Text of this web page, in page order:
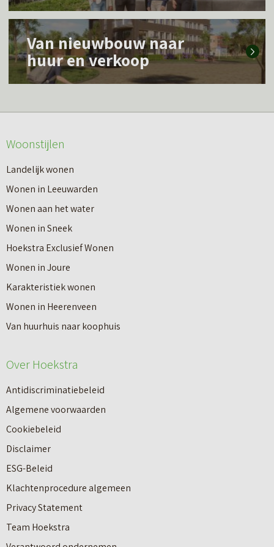
s
m
e
o
e
r
I
n
8
s
t
a
p
p
n
n
a
a
r
e
e
n
n
i
L
e
s
e
o
v
e
r
V
a
n
n
e
Van nieuwbouw naar
huur en verkoop
Woonstijlen
Landelijk wonen
Wonen in Leeuwarden
Wonen aan het water
Wonen in Sneek
Hoekstra Exclusief Wonen
Wonen in Joure
Karakteristiek wonen
Wonen in Heerenveen
Van huurhuis naar koophuis
Over Hoekstra
Antidiscriminatiebeleid
Algemene voorwaarden
Cookiebeleid
Disclaimer
ESG-Beleid
Klachtenprocedure algemeen
Privacy Statement
Team Hoekstra